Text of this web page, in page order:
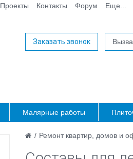
Проекты Контакты Форум Еще...
Заказать звонок
Малярные работы
/ Ремонт квартир, домов и